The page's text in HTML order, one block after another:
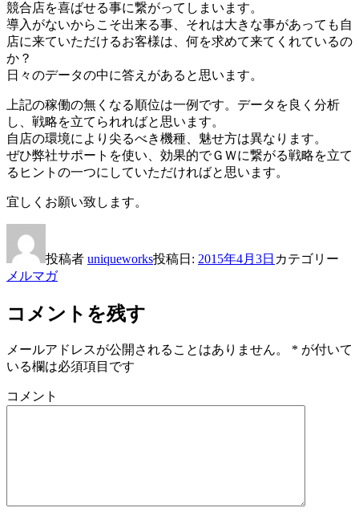
競合店を喜ばせる事に繋がってしまいます。
導入がないからこそ出来る事、それは大きな事があっても自
店に来ていただけるお客様は、何を求めて来てくれているの
か？
日々のデータの中に答えがあると思います。
上記の稼働の無くなる順位は一例です。データを良く分析
し、戦略を立てられればと思います。
自店の環境により尖るべき機種、魅せ方は異なります。
ぜひ弊社サポートを使い、効果的でＧＷに繋がる戦略を立て
るヒントの一つにしていただければと思います。
宜しくお願い致します。
投稿者 uniqueworks投稿日: 2015年4月3日 カテゴリー
メルマガ
コメントを残す
メールアドレスが公開されることはありません。 * が付いて
いる欄は必須項目です
コメント